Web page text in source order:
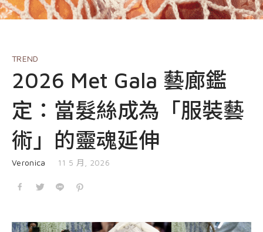
Products
TREND
2026 Met Gala 藝廊鑑
定：當髮絲成為「服裝藝
術」的靈魂延伸
Veronica 發表於
11 5 月, 2026